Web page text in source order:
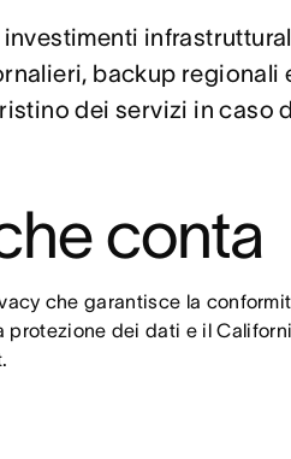
investimenti
backup regionali
dei servizi in caso
conta
che garantisce la
protezione dei dati e il